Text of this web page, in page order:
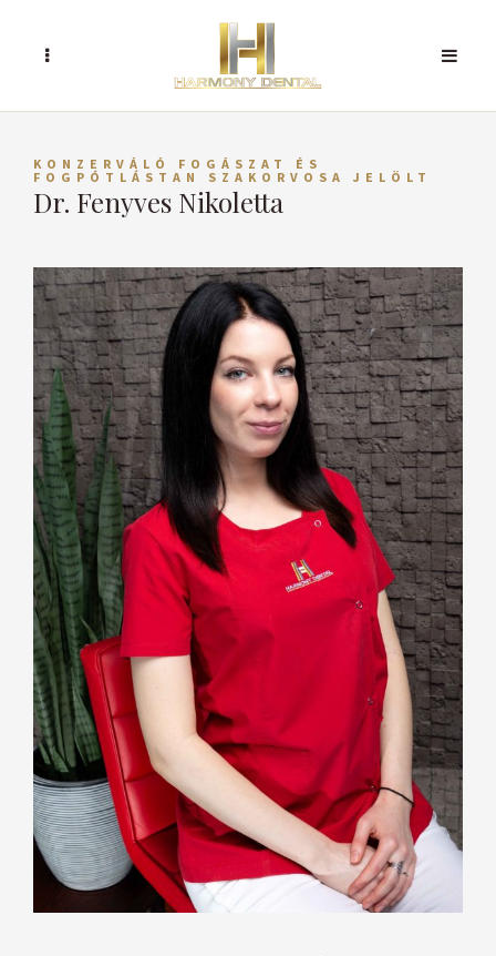
KONZERVÁLÓ FOGÁSZAT ÉS
FOGPÓTLÁSTAN SZAKORVOSA JELÖLT
Dr. Fenyves Nikoletta